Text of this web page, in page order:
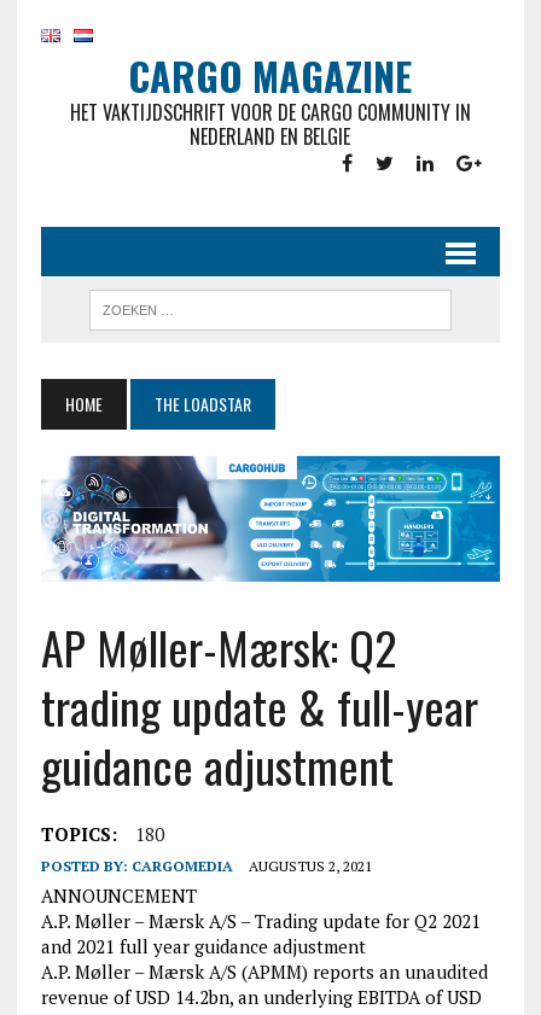
CARGO MAGAZINE
HET VAKTIJDSCHRIFT VOOR DE CARGO COMMUNITY IN
NEDERLAND EN BELGIE
HOME THE LOADSTAR
AP Møller-Mærsk: Q2
trading update & full-year
guidance adjustment
TOPICS: 180
POSTED BY: CARGOMEDIA AUGUSTUS 2, 2021
ANNOUNCEMENT
A.P. Møller – Mærsk A/S – Trading update for Q2 2021
and 2021 full year guidance adjustment
A.P. Møller – Mærsk A/S (APMM) reports an unaudited
revenue of USD 14.2bn, an underlying EBITDA of USD